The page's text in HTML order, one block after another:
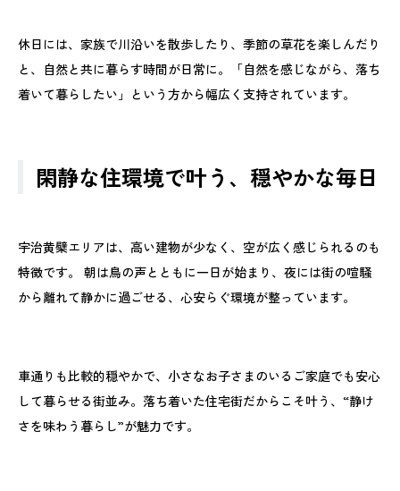
休日には、家族で川沿いを散歩したり、季節の草花を楽しんだり
と、自然と共に暮らす時間が日常に。「自然を感じながら、落ち
着いて暮らしたい」という方から幅広く支持されています。
閑静な住環境で叶う、穏やかな毎日
宇治黄檗エリアは、高い建物が少なく、空が広く感じられるのも
特徴です。 朝は鳥の声とともに一日が始まり、夜には街の喧騒
から離れて静かに過ごせる、心安らぐ環境が整っています。
車通りも比較的穏やかで、小さなお子さまのいるご家庭でも安心
して暮らせる街並み。落ち着いた住宅街だからこそ叶う、“静け
さを味わう暮らし”が魅力です。